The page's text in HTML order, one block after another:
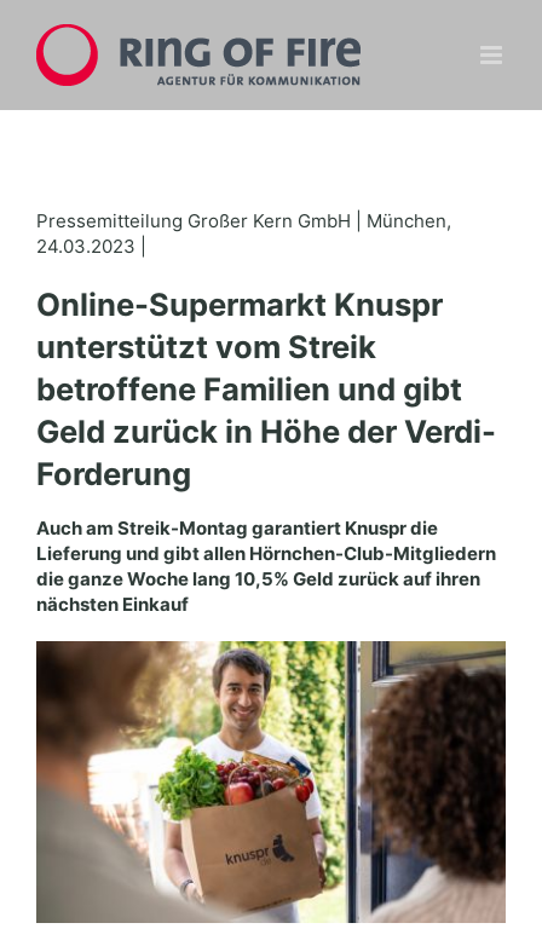
Inhalt
springen
Pressemitteilung Großer Kern GmbH | München,
24.03.2023 |
Online-Supermarkt Knuspr
unterstützt vom Streik
betroffene Familien und gibt
Geld zurück in Höhe der Verdi-
Forderung
Auch am Streik-Montag garantiert Knuspr die
Lieferung und gibt allen Hörnchen-Club-Mitgliedern
die ganze Woche lang 10,5% Geld zurück auf ihren
nächsten Einkauf